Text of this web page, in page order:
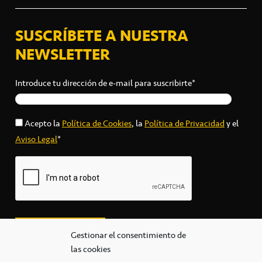
Gestionar el consentimiento de
las cookies
SUSCRÍBETE A NUESTRA
NEWSLETTER
Introduce tu dirección de e-mail para suscribirte*
Acepto la Política de Cookies, la Política de Privacidady el
Aviso Legal*